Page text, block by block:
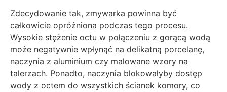
Zdecydowanie tak, zmywarka powinna być
całkowicie opróżniona podczas tego procesu.
Wysokie stężenie octu w połączeniu z gorącą wodą
może negatywnie wpłynąć na delikatną porcelanę,
naczynia z aluminium czy malowane wzory na
talerzach. Ponadto, naczynia blokowałyby dostęp
wody z octem do wszystkich ścianek komory, co